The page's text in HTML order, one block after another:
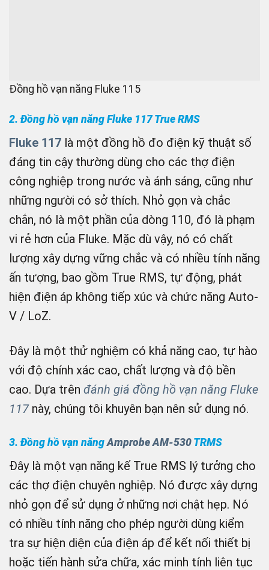
Đồng hồ vạn năng Fluke 115
2. Đồng hồ vạn năng Fluke 117 True RMS
Fluke 117 là một đồng hồ đo điện kỹ thuật số
đáng tin cậy thường dùng cho các thợ điện
công nghiệp trong nước và ánh sáng, cũng như
những người có sở thích. Nhỏ gọn và chắc
chắn, nó là một phần của dòng 110, đó là phạm
vi rẻ hơn của Fluke. Mặc dù vậy, nó có chất
lượng xây dựng vững chắc và có nhiều tính năng
ấn tượng, bao gồm True RMS, tự động, phát
hiện điện áp không tiếp xúc và chức năng Auto-
V / LoZ.
Đây là một thử nghiệm có khả năng cao, tự hào
với độ chính xác cao, chất lượng và độ bền
cao. Dựa trên đánh giá đồng hồ vạn năng Fluke
117này, chúng tôi khuyên bạn nên sử dụng nó.
3. Đồng hồ vạn năngAmprobe AM-530 TRMS
Đây là một vạn năng kế True RMS lý tưởng cho
các thợ điện chuyên nghiệp. Nó được xây dựng
nhỏ gọn để sử dụng ở những nơi chật hẹp. Nó
có nhiều tính năng cho phép người dùng kiểm
tra sự hiện diện của điện áp để kết nối thiết bị
hoặc tiến hành sửa chữa, xác minh tính liên tục